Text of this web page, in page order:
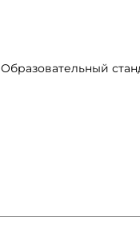
Образовательный